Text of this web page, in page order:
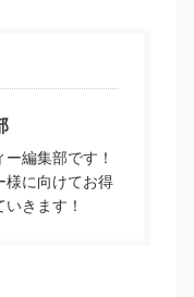
編集部です！
様に向けてお得
きます！